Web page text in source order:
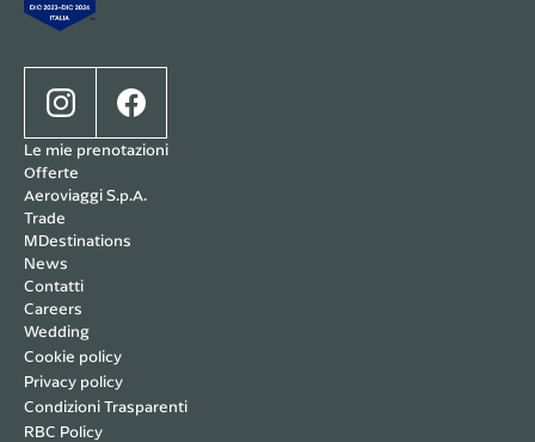
Le mie prenotazioni
Offerte
Aeroviaggi S.p.A.
Trade
MDestinations
News
Contatti
Careers
Wedding
Cookie policy
Privacy policy
Condizioni Trasparenti
RBC Policy